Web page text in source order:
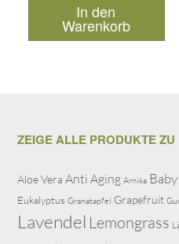
In den
Warenkorb
ZEIGE ALLE PRODUKTE
Aloe Vera Anti Aging Arnika Baby
Eukalyptus Granatapfel Grapefruit
Lavendel Lemongrass